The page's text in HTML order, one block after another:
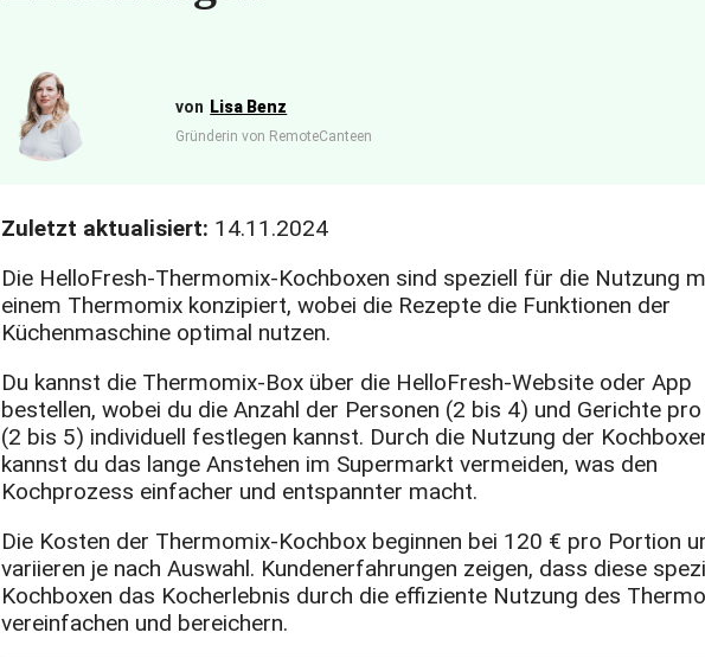
Lisa Benz
Gründerin von RemoteCanteen
Zuletzt aktualisiert: 14.11.2024
Die HelloFresh-Thermomix-Kochboxen sind speziell für die Nutzung
einem Thermomix konzipiert, wobei die Rezepte die Funktionen der
Küchenmaschine optimal nutzen.
Du kannst die Thermomix-Box über die HelloFresh-Website oder App
bestellen, wobei du die Anzahl der Personen (2 bis 4) und Gerichte
(2 bis 5) individuell festlegen kannst. Durch die Nutzung der
kannst du das lange Anstehen im Supermarkt vermeiden, was den
Kochprozess einfacher und entspannter macht.
Die Kosten der Thermomix-Kochbox beginnen bei 120 € pro Portion
variieren je nach Auswahl. Kundenerfahrungen zeigen, dass diese
Kochboxen das Kocherlebnis durch die effiziente Nutzung des
vereinfachen und bereichern.